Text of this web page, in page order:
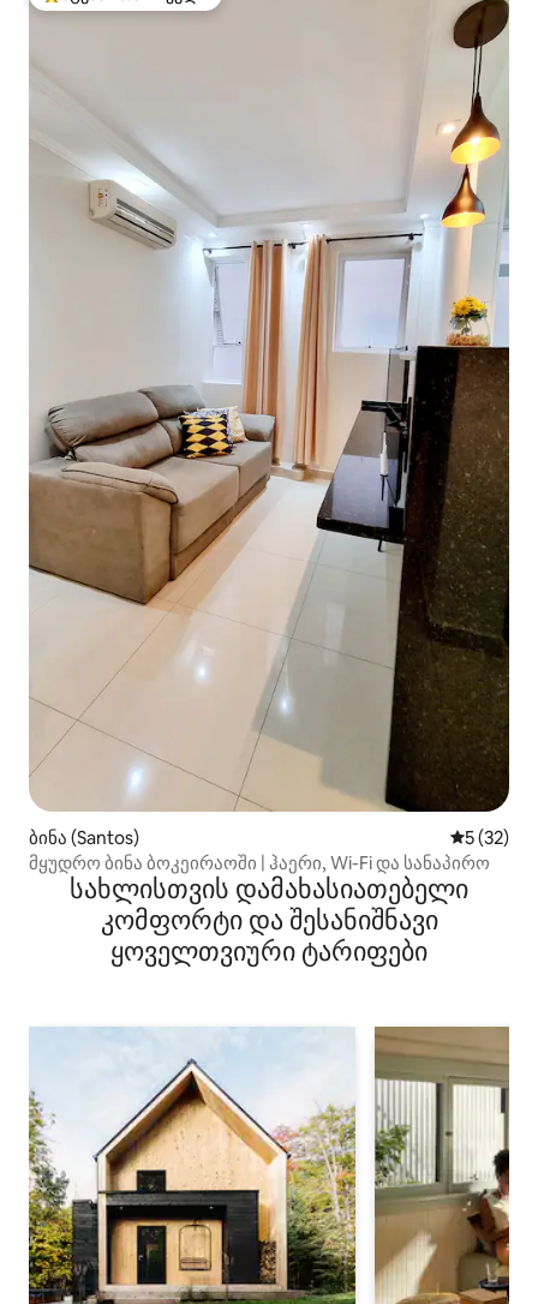
სტუმართა რჩეული მოწინავე ვარიანტი
ბინა (Santos) საშუალო
5 (32)
მყუდრო ბინა ბოკეირაოში | ჰაერი, Wi-Fi და სანაპირო
სახლისთვის დამახასიათებელი
კომფორტი და შესანიშნავი
ყოველთვიური ტარიფები